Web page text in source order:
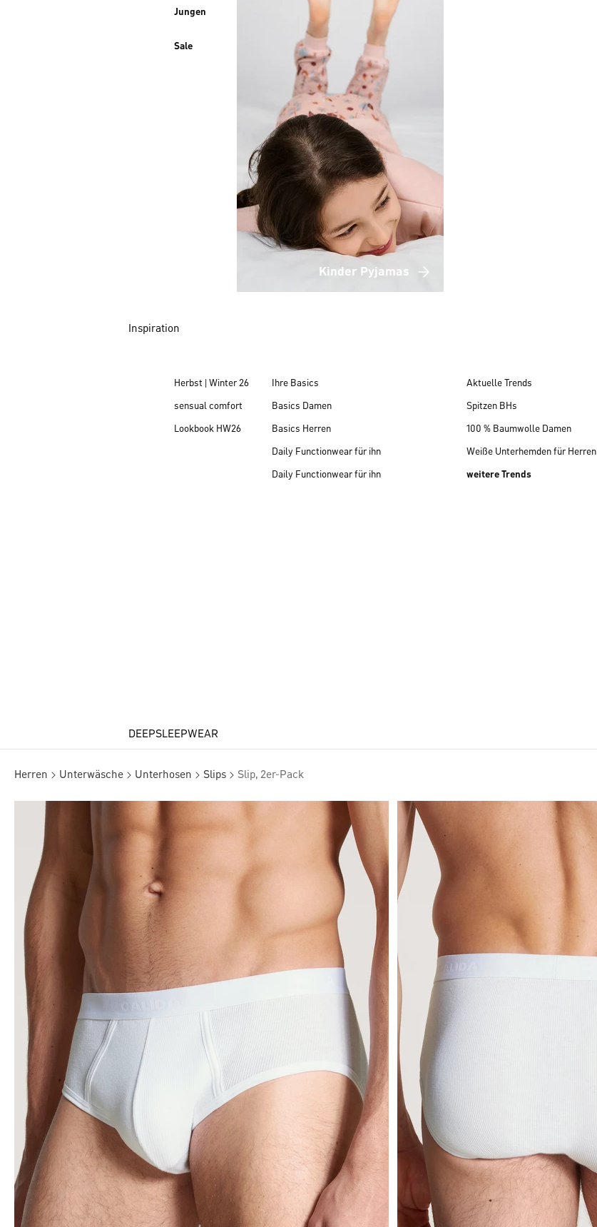
Jungen
Sale
Kinder Pyjamas
Inspiration
Herbst | Winter 26
sensual comfort
Lookbook HW26
Ihre Basics
Basics Damen
Basics Herren
Daily Functionwear für ihn
Daily Functionwear für ihn
Aktuelle Trends
Spitzen BHs
100 % Baumwolle Damen
Weiße Unterhemden für Herren
weitere Trends
DEEPSLEEPWEAR
Herren Unterwäsche Unterhosen Slips Slip, 2er-Pack